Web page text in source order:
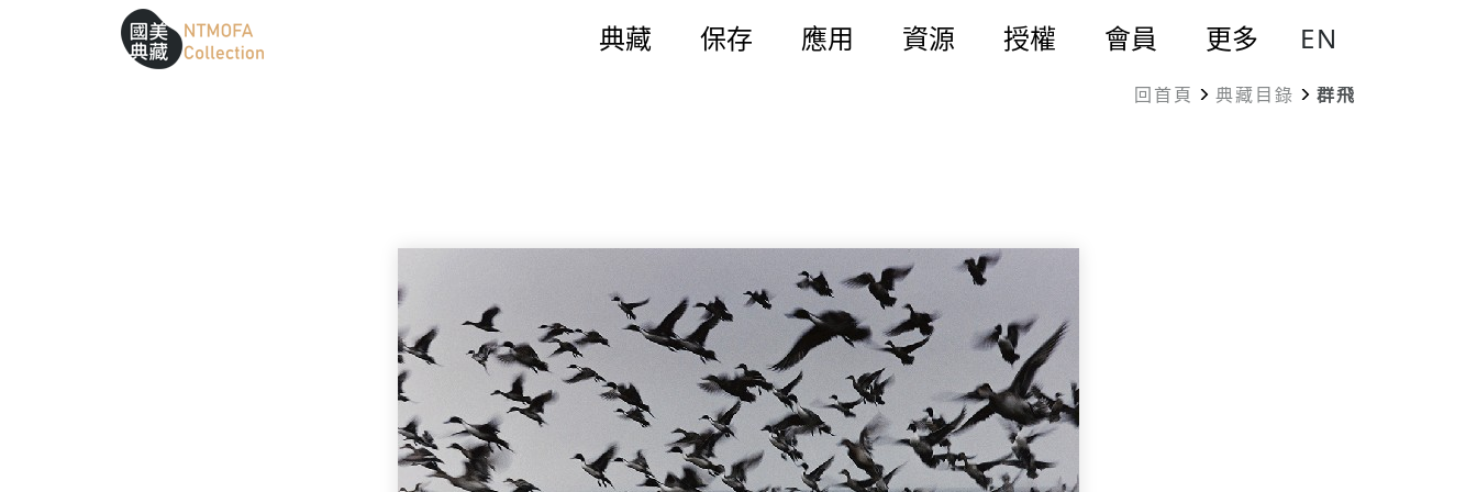
跳到中間主要內容區
網站導覽
::: 典藏 保存 應用 資源 授權 會員 更多 EN
回首頁 典藏目錄 群飛